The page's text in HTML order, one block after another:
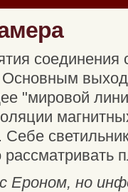
соединения
"мировой
Себе
Ероном, но